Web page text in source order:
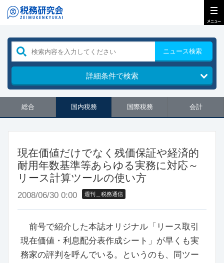
ニュース検索
詳細条件で検索
総合 国内税務 国際税務 会計
現在価値だけでなく残価保証や経済的
耐用年数基準等あらゆる実務に対応～
リース計算ツールの使い方
2008/06/30 0:00 週刊＿税務通信
前号で紹介した本誌オリジナル「リース取引
現在価値・利息配分表作成シート」が早くも実
務家の評判を呼んでいる。というのも、同ツー